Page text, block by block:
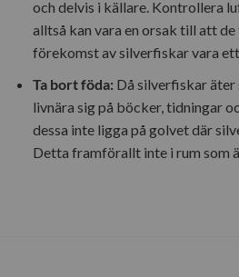
och delvis i källare. Kontrollera
alltså kan vara en orsak till att
förekomst av silverfiskar vara
Ta bort föda: Då silverfiskar äter
livnära sig på böcker, tidningar
dessa inte ligga på golvet där
Detta framförallt inte i rum som